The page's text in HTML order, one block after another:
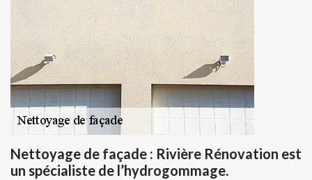
Nettoyage de façade : Rivière Rénovation est
un spécialiste de l’hydrogommage.